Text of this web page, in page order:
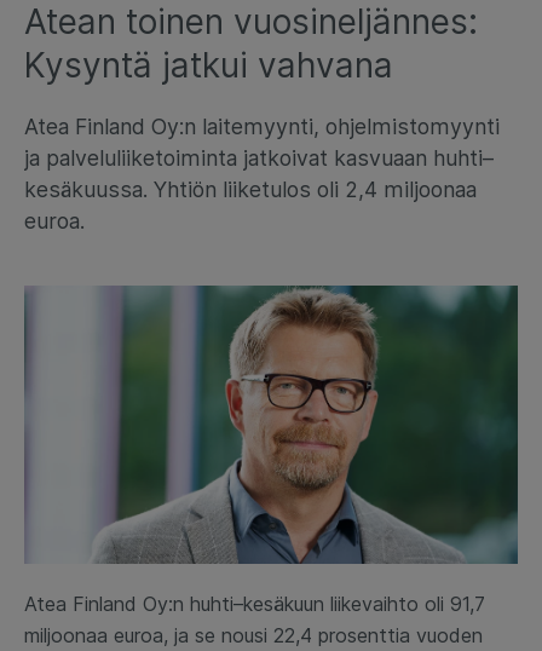
Atean toinen vuosineljännes:
Kysyntä jatkui vahvana
Atea Finland Oy:n laitemyynti, ohjelmistomyynti
ja palveluliiketoiminta jatkoivat kasvuaan huhti–
kesäkuussa. Yhtiön liiketulos oli 2,4 miljoonaa
euroa.
Atea Finland Oy:n huhti–kesäkuun liikevaihto oli 91,7
miljoonaa euroa, ja se nousi 22,4 prosenttia vuoden